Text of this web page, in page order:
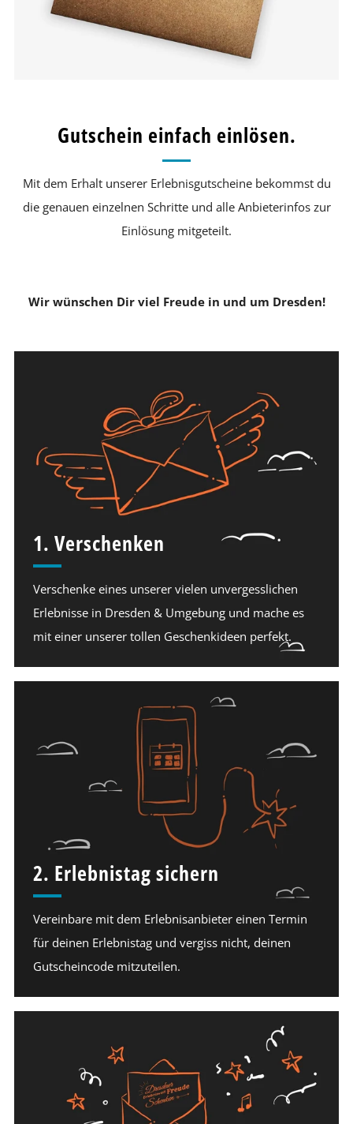
Gutschein einfach einlösen.
Mit dem Erhalt unserer Erlebnisgutscheine bekommst du
die genauen einzelnen Schritte und alle Anbieterinfos zur
Einlösung mitgeteilt.
Wir wünschen Dir viel Freude in und um Dresden!
1. Verschenken
Verschenke eines unserer vielen unvergesslichen
Erlebnisse in Dresden & Umgebung und mache es
mit einer unserer tollen Geschenkideen perfekt.
2. Erlebnistag sichern
Vereinbare mit dem Erlebnisanbieter einen Termin
für deinen Erlebnistag und vergiss nicht, deinen
Gutscheincode mitzuteilen.